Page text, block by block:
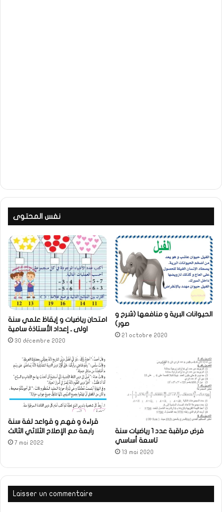
نفس المحتوى
امتحان رياضيات و إيقاظ علمي سنة
اولى ـ إعداد الأستاذة سامية
30 décembre 2020
الحيوانات البرية و منافعها (شرح و
صور)
21 octobre 2020
قراءة و فهم و قواعد لغة سنة
رابعة مع الإصلاح الثلاثي الثالث
7 mai 2022
فرض مراقبة عدد 1 رياضيات سنة
تاسعة أساسي
13 mai 2020
Laisser un commentaire